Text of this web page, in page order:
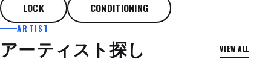
LOCK CONDITIONING
ARTIST
アーティスト探し VIEW ALL